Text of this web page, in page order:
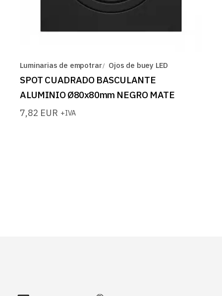
Luminarias de empotrar Ojos de buey LED
SPOT CUADRADO BASCULANTE
ALUMINIO Ø80x80mm NEGRO MATE
7,82 EUR +IVA